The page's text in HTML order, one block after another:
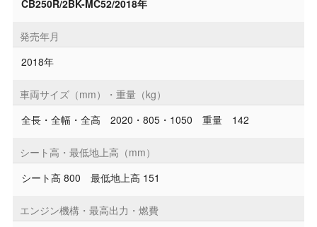
CB250R/2BK-MC52/2018年
発売年月
2018年
車両サイズ（mm）・重量（kg）
全長・全幅・全高 2020・805・1050 重量 142
シート高・最低地上高（mm）
シート高 800 最低地上高 151
エンジン機構・最高出力・燃費